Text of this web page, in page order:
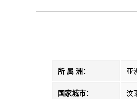
所 属 洲： 亚
国家城市： 汶